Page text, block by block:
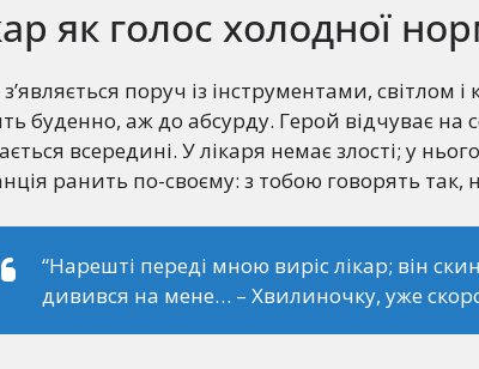
як голос холодної
поруч із інструментами, світлом
буденно, аж до абсурду. Герой відчуває на
всередині. У лікаря немає злості; у
ранить по-своєму: з тобою говорять так,
“Нарешті переді мною виріс лікар; він
дивився на мене… – Хвилиночку, уже